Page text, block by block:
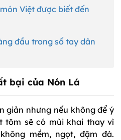
Việt được biết đến
đầu trong sổ tay dân
bại của Nón Lá
giản nhưng nếu không để ý
tôm sẽ có mùi khai thay vì
mềm, ngọt, đậm đà.